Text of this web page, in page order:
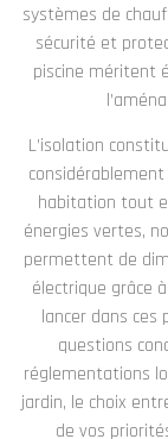
systèmes de
sécurité et
piscine méritent
L’isolation
habitation tout
énergies vertes,
permettent de
électrique grâce
lancer dans ces
questions
réglementations
jardin, le choix
de vos